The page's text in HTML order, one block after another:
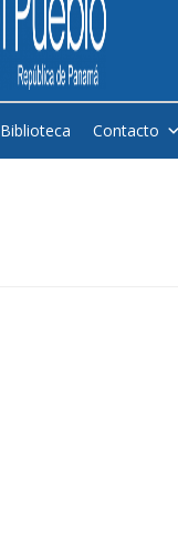
Biblioteca Contacto